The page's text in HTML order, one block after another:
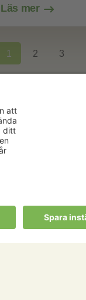
Läs mer
1 2 3